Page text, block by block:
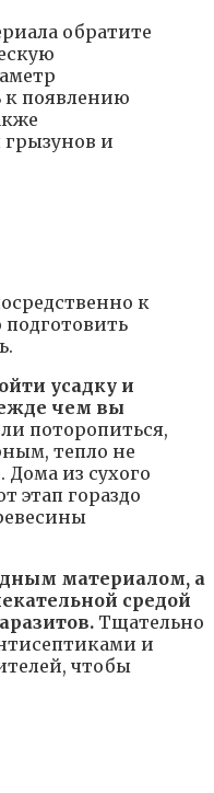
обратите
к появлению
грызунов и
к
усадку и
чем вы
поторопиться,
тепло не
Дома из сухого
этап гораздо
материалом, а
средой
Тщательно
и
чтобы